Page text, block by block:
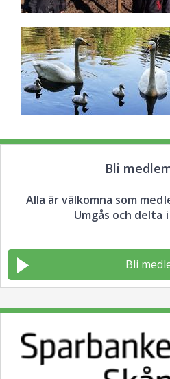
Bli
Alla är välkomna som
Umgås och
Bli